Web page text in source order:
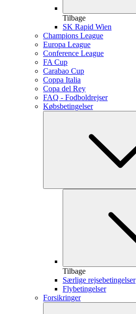
Tilbage
SK Rapid Wien
Champions League
Europa League
Conference League
FA Cup
Carabao Cup
Coppa Italia
Copa del Rey
FAQ - Fodboldrejser
Købsbetingelser
Tilbage
Særlige rejsebetingelser
Flybetingelser
Forsikringer